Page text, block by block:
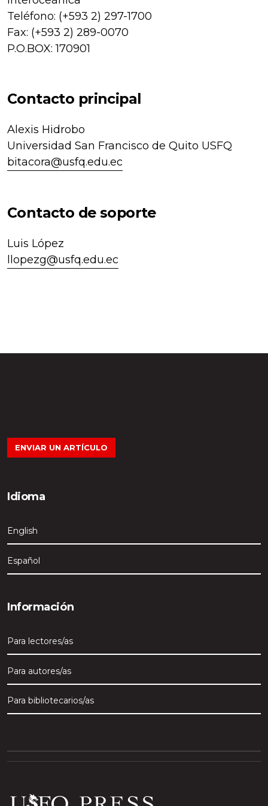
Teléfono: (+593 2) 297-1700
Fax: (+593 2) 289-0070
P.O.BOX: 170901
Contacto principal
Alexis Hidrobo
Universidad San Francisco de Quito USFQ
bitacora@usfq.edu.ec
Contacto de soporte
Luis López
llopezg@usfq.edu.ec
ENVIAR UN ARTÍCULO
Idioma
English
Español
Información
Para lectores/as
Para autores/as
Para bibliotecarios/as